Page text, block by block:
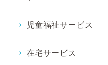
児童福祉サービス
在宅サービス